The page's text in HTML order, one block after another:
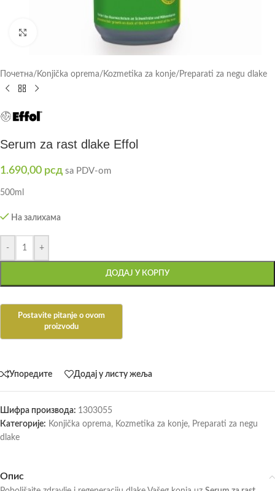
Почетна/ Konjička oprema/ Kozmetika za konje/ Preparati za negu dlake
Serum za rast dlake Effol
1.690,00 рсд sa PDV-om
500ml
На залихама
- +
ДОДАЈ У КОРПУ
Упоредите Додај у листу жеља
Шифра производа: 1303055
Категорије: Konjička oprema, Kozmetika za konje, Preparati za negu
dlake
Опис